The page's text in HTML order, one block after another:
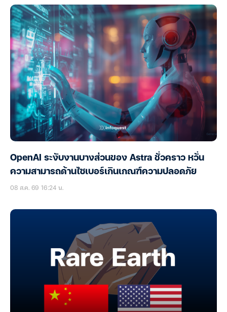
OpenAI ระงับงานบางส่วนของ Astra ชั่วคราว หวั่น
ความสามารถด้านไซเบอร์เกินเกณฑ์ความปลอดภัย
08 ส.ค. 69 16:24 น.